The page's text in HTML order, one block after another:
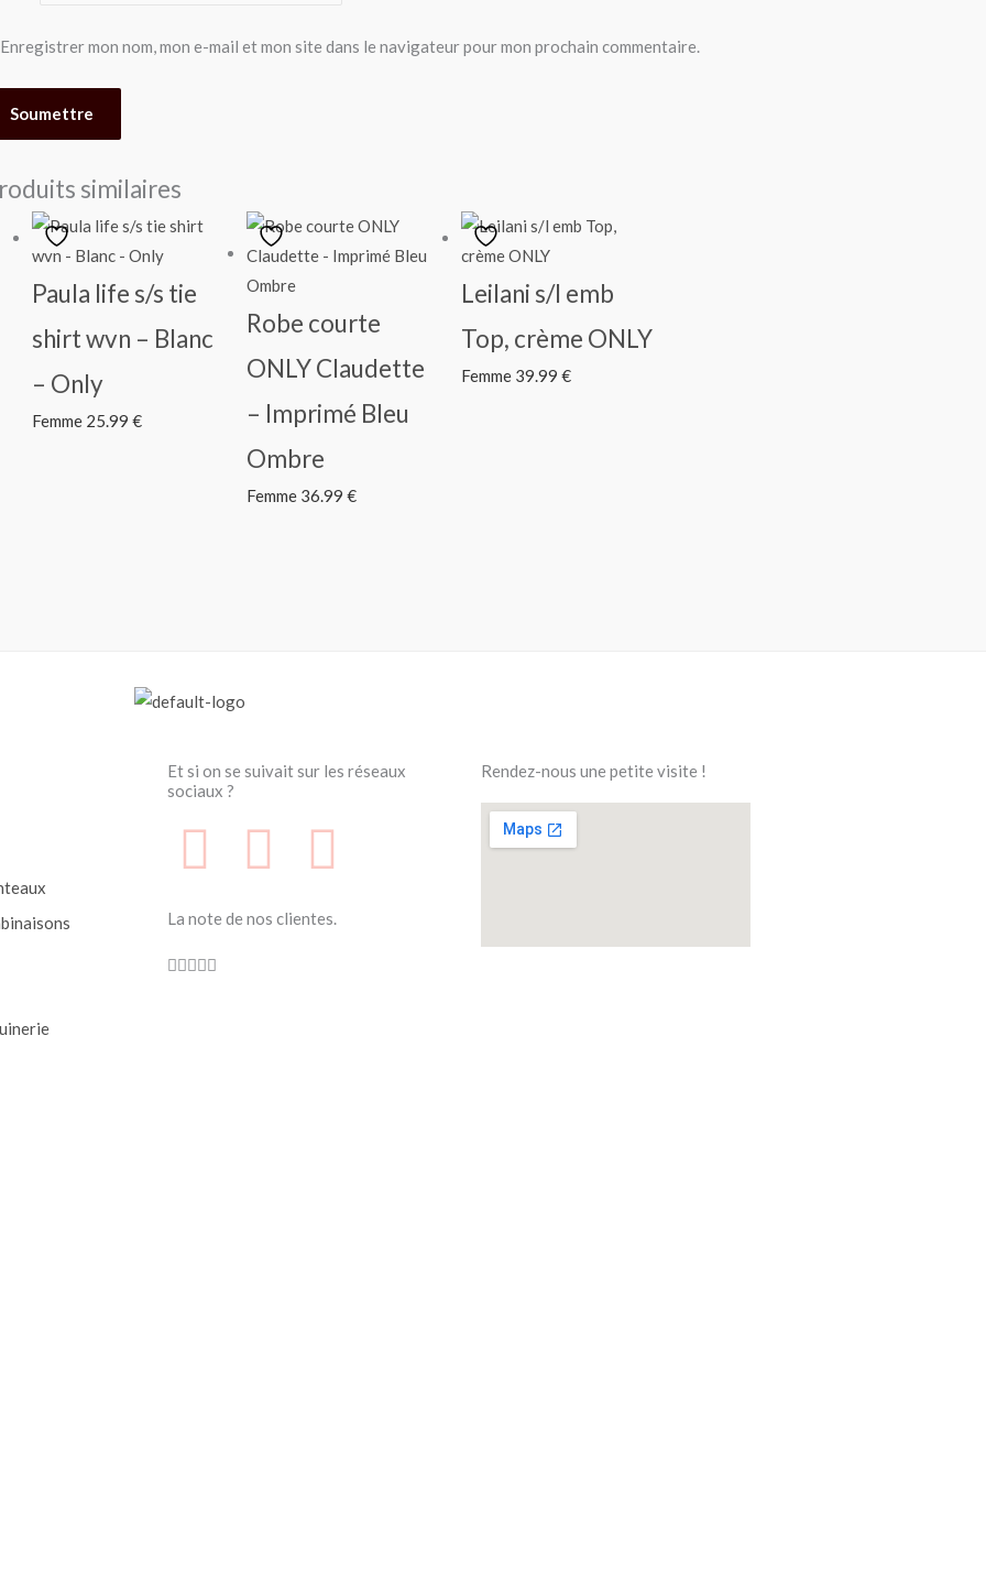
Enregistrer mon nom, mon e-mail et mon site dans le navigateur pour mon prochain commentaire.
similaires
Paula life s/s tie
shirt wvn – Blanc
– Only
Femme 25.99 €
Robe courte
ONLY Claudette
– Imprimé Bleu
Ombre
Femme 36.99€
Leilani s/l emb
Top, crème ONLY
Femme 39.99€
Et si on se suivait sur les réseaux
sociaux ?
F
a
c
F
a
I
n
La note de nos clientes.

Rendez-nous une petite visite !